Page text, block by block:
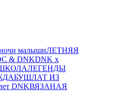
малышиЛЕТНЯЯ
& DNKDNK x
ЛЕГЕНДЫ
БУШЛАТ ИЗ
DNKВЯЗАНАЯ